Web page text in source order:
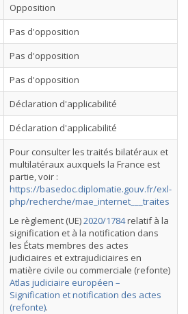
Opposition
Pas d'opposition
Pas d'opposition
Pas d'opposition
Déclaration d'applicabilité
Déclaration d'applicabilité
Pour consulter les traités bilatéraux et
multilatéraux auxquels la France est
partie, voir :
https://basedoc.diplomatie.gouv.fr/exl-
php/recherche/mae_internet___traites
Le règlement (UE)2020/1784relatif à la
signification et à la notification dans
les États membres des actes
judiciaires et extrajudiciaires en
matière civile ou commerciale (refonte)
Atlas judiciaire européen –
Signification et notification des actes
(refonte).